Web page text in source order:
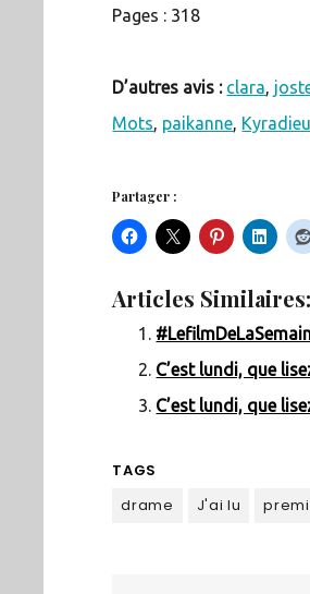
Pages : 318
D’autres avis : clara,
Mots, paikanne,
Partager :
Articles Similaires:
C’est lundi, que
C’est lundi, que
TAGS
drame
J'ai lu